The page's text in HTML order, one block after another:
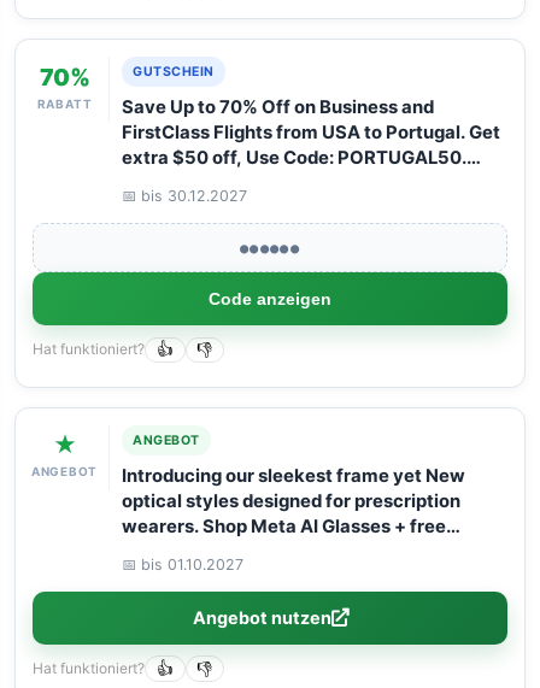
70%
RABATT
GUTSCHEIN
Save Up to 70% Off on Business and
FirstClass Flights from USA to Portugal. Get
extra $50 off, Use Code: PORTUGAL50.
📅 bis 30.12.2027
●●●●●●
Code anzeigen
Hat funktioniert? 👍 👎
★
ANGEBOT
ANGEBOT
Introducing our sleekest frame yet New
optical styles designed for prescription
wearers. Shop Meta AI Glasses + free
📅 bis 01.10.2027
Angebot nutzen
Hat funktioniert? 👍 👎